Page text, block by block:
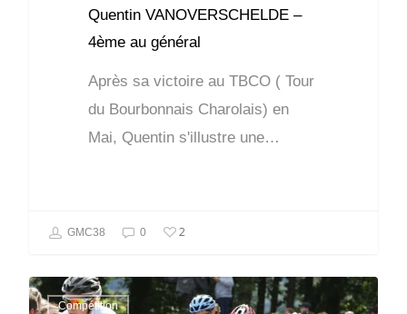
Quentin VANOVERSCHELDE –
4ème au général
Après sa victoire au TBCO ( Tour
du Bourbonnais Charolais) en
Mai, Quentin s'illustre une…
GMC38 0 2
Compétition